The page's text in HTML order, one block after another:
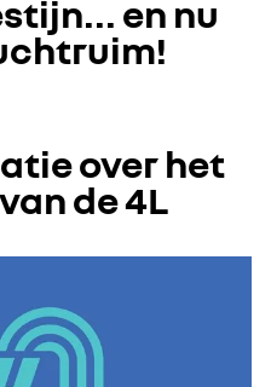
en nu
over het
de 4L